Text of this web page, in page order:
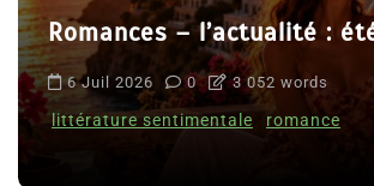
Romances – l’actualité :
6 Juil 2026 0 3 052 words
littérature sentimentale romance